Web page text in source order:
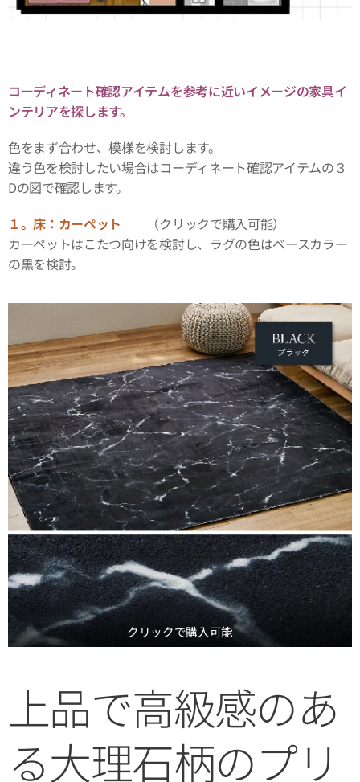
コーディネート確認アイテムを参考に近いイメージの家具イ
ンテリアを探します。
色をまず合わせ、模様を検討します。
違う色を検討したい場合はコーディネート確認アイテムの３
Dの図で確認します。
１。床：カーペット （クリックで購入可能）
カーペットはこたつ向けを検討し、ラグの色はベースカラー
の黒を検討。
クリックで購入可能
上品で高級感のあ
る大理石柄のプリ